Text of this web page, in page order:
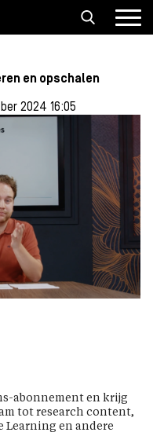
en opschalen
2024 16:05
abonnement en krijg
tot research content,
Learning en andere
PREMIUM